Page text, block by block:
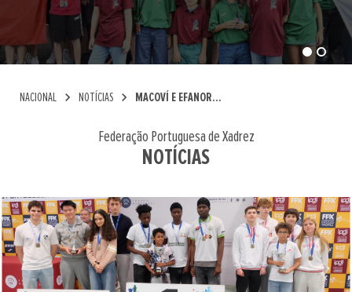
NACIONAL chevron_right NOTÍCIAS chevron_right MACOVÍ E EFANOR...
Federação Portuguesa de Xadrez
NOTÍCIAS